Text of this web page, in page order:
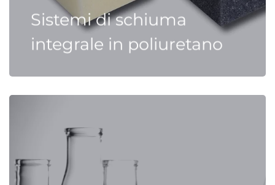
Sistemi di schiuma
integrale in poliuretano